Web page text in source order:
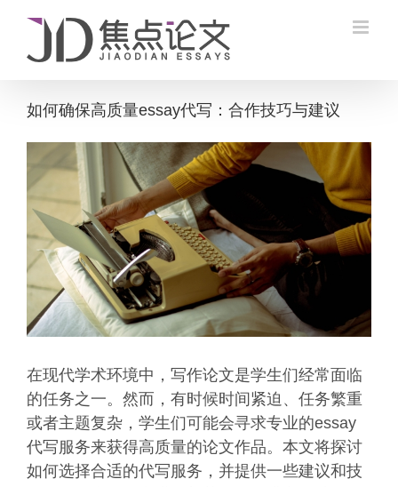
content
如何确保高质量essay代写：合作技巧与建议
Larger
Image
在现代学术环境中，写作论文是学生们经常面临
的任务之一。然而，有时候时间紧迫、任务繁重
或者主题复杂，学生们可能会寻求专业的essay
代写服务来获得高质量的论文作品。本文将探讨
如何选择合适的代写服务，并提供一些建议和技